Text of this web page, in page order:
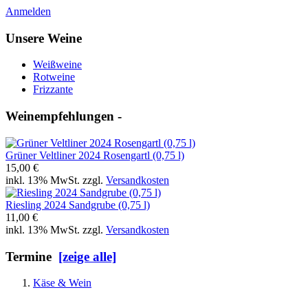
Anmelden
Unsere Weine
Weißweine
Rotweine
Frizzante
Weinempfehlungen -
Grüner Veltliner 2024 Rosengartl (0,75 l)
15,00 €
inkl. 13% MwSt. zzgl. Versandkosten
Riesling 2024 Sandgrube (0,75 l)
11,00 €
inkl. 13% MwSt. zzgl. Versandkosten
Termine [zeige alle]
Käse & Wein